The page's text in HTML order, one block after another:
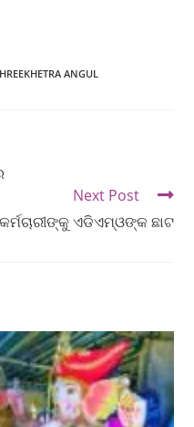
ANGUL
Next Post
ଏଡିଏମ୍‌ଓଙ୍କ ଛାଟ